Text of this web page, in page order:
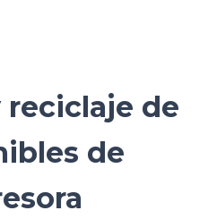
reciclaje de
de